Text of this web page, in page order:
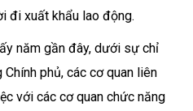
đi xuất khẩu lao động.
năm gần đây, dưới sự chỉ
phủ, các cơ quan liên
với các cơ quan chức năng